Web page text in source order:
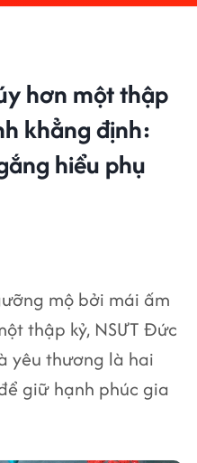
hơn một thập
khẳng định:
hiểu phụ
mộ bởi mái ấm
thập kỷ, NSƯT Đức
yêu thương là hai
giữ hạnh phúc gia